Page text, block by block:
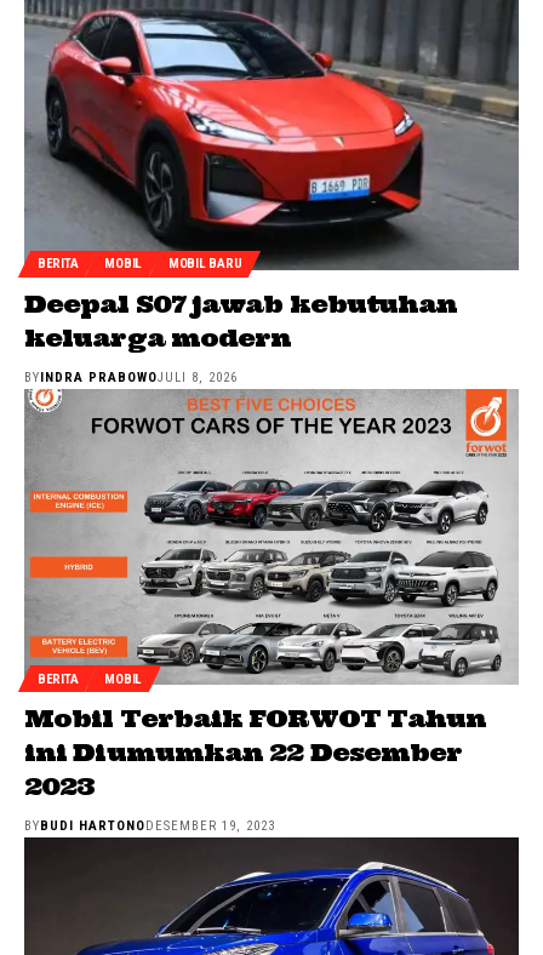
BERITA MOBIL MOBIL BARU
Deepal S07 jawab kebutuhan
keluarga modern
BYINDRA PRABOWOJULI 8, 2026
BERITA MOBIL
Mobil Terbaik FORWOT Tahun
ini Diumumkan 22 Desember
2023
BY BUDI HARTONO DESEMBER 19, 2023